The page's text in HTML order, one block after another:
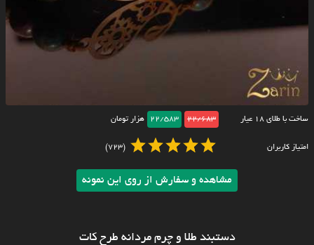
ساخت با طلای ۱۸ عیار 22/683
22/583 هزار تومان
امتیاز کاربران (723)
مشاهده و سفارش از روی این نمونه
دستبند طلا و چرم مردانه طرح کات